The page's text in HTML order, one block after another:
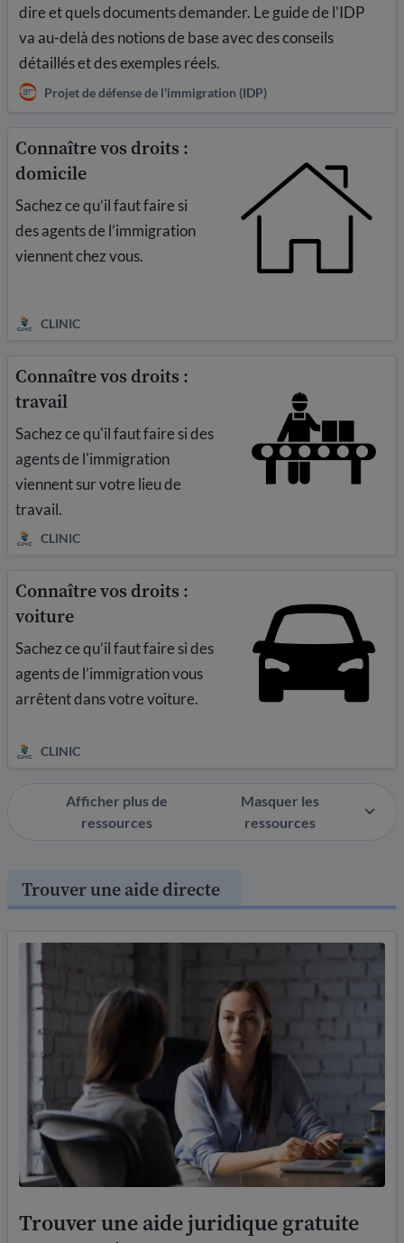
dire et quels documents demander. Le guide de l'IDP
va au-delà des notions de base avec des conseils
détaillés et des exemples réels.
Projet de défense de l'immigration (IDP)
Connaître vos droits :
domicile
Sachez ce qu’il faut faire si
des agents de l’immigration
viennent chez vous.
CLINIC
Connaître vos droits :
travail
Sachez ce qu'il faut faire si des
agents de l'immigration
viennent sur votre lieu de
travail.
CLINIC
Connaître vos droits :
voiture
Sachez ce qu’il faut faire si des
agents de l’immigration vous
arrêtent dans votre voiture.
CLINIC
Afficher plus de
ressources
Masquer les
ressources
Trouver une aide directe
Trouver une aide juridique gratuite